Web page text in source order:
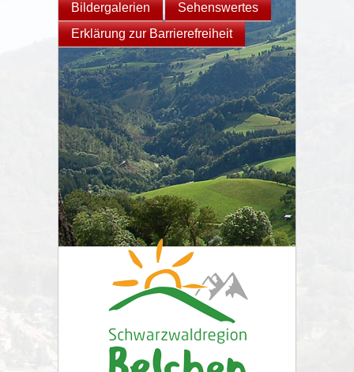
Bildergalerien
Sehenswertes
Erklärung zur Barrierefreiheit